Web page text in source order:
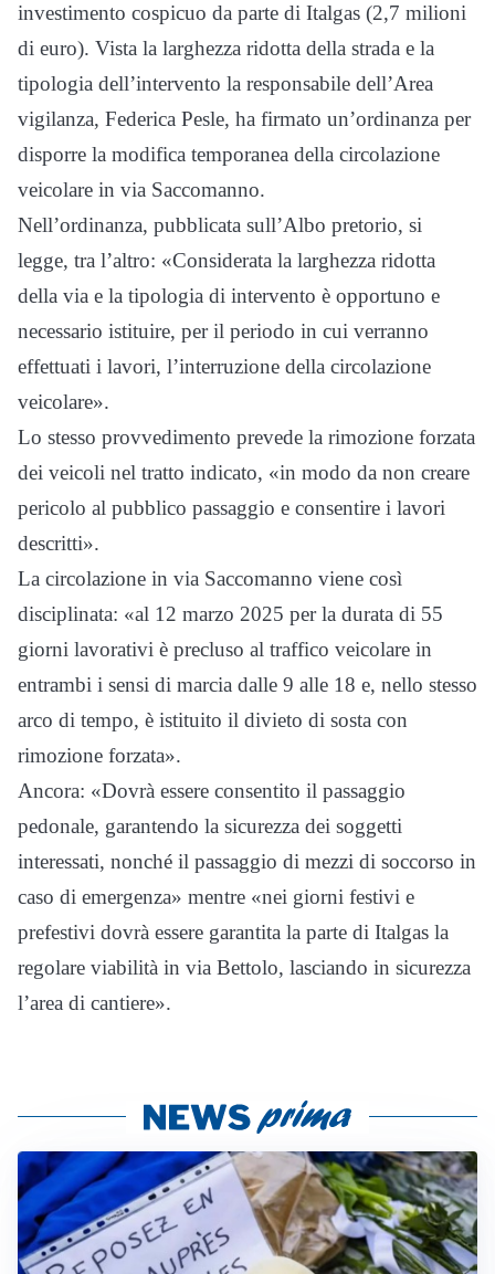
investimento cospicuo da parte di Italgas (2,7 milioni
di euro). Vista la larghezza ridotta della strada e la
tipologia dell’intervento la responsabile dell’Area
vigilanza, Federica Pesle, ha firmato un’ordinanza per
disporre la modifica temporanea della circolazione
veicolare in via Saccomanno.
Nell’ordinanza, pubblicata sull’Albo pretorio, si
legge, tra l’altro: «Considerata la larghezza ridotta
della via e la tipologia di intervento è opportuno e
necessario istituire, per il periodo in cui verranno
effettuati i lavori, l’interruzione della circolazione
veicolare».
Lo stesso provvedimento prevede la rimozione forzata
dei veicoli nel tratto indicato, «in modo da non creare
pericolo al pubblico passaggio e consentire i lavori
descritti».
La circolazione in via Saccomanno viene così
disciplinata: «al 12 marzo 2025 per la durata di 55
giorni lavorativi è precluso al traffico veicolare in
entrambi i sensi di marcia dalle 9 alle 18 e, nello stesso
arco di tempo, è istituito il divieto di sosta con
rimozione forzata».
Ancora: «Dovrà essere consentito il passaggio
pedonale, garantendo la sicurezza dei soggetti
interessati, nonché il passaggio di mezzi di soccorso in
caso di emergenza» mentre «nei giorni festivi e
prefestivi dovrà essere garantita la parte di Italgas la
regolare viabilità in via Bettolo, lasciando in sicurezza
l’area di cantiere».